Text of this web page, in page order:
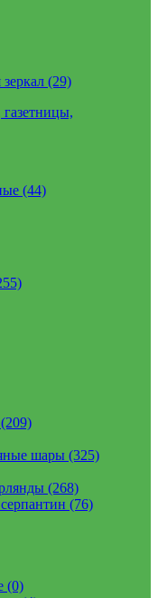
(29)
(44)
шары (325)
(268)
(76)
(0)